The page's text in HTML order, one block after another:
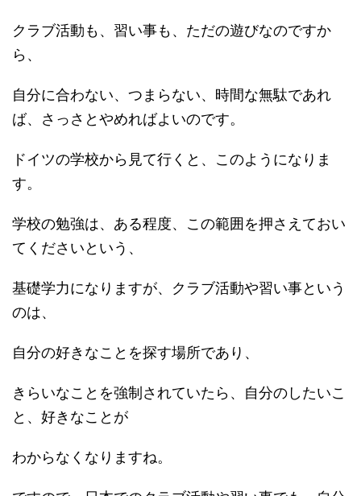
クラブ活動も、習い事も、ただの遊びなのですか
ら、
自分に合わない、つまらない、時間な無駄であれ
ば、さっさとやめればよいのです。
ドイツの学校から見て行くと、このようになりま
す。
学校の勉強は、ある程度、この範囲を押さえておい
てくださいという、
基礎学力になりますが、クラブ活動や習い事という
のは、
自分の好きなことを探す場所であり、
きらいなことを強制されていたら、自分のしたいこ
と、好きなことが
わからなくなりますね。